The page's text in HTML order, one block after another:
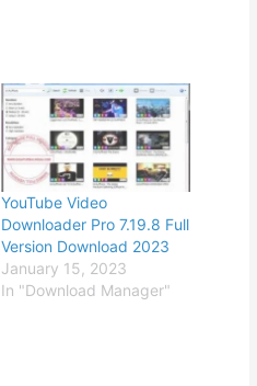
YouTube Video
Downloader Pro 7.19.8 Full
Version Download 2023
January 15, 2023
In "Download Manager"